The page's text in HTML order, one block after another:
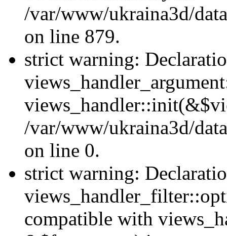
/var/www/ukraina3d/
on line 879.
strict warning:
/var/www/ukraina3d/
on line 0.
strict warning:
compatible with